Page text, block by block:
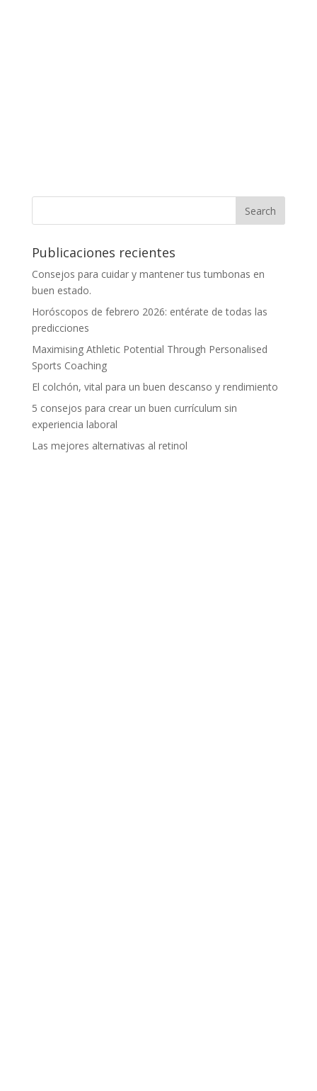
Publicaciones recientes
Consejos para cuidar y mantener tus tumbonas en
buen estado.
Horóscopos de febrero 2026: entérate de todas las
predicciones
Maximising Athletic Potential Through Personalised
Sports Coaching
El colchón, vital para un buen descanso y rendimiento
5 consejos para crear un buen currículum sin
experiencia laboral
Las mejores alternativas al retinol